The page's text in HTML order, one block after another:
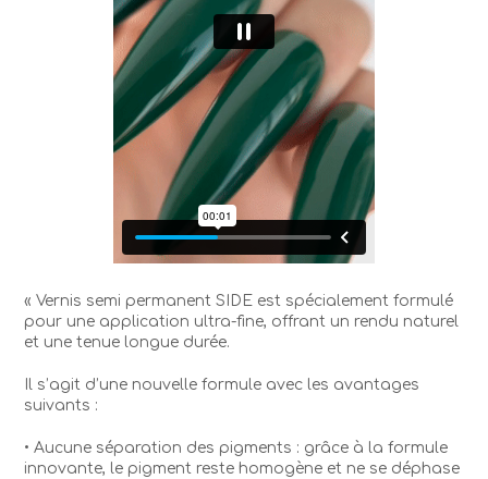
« Vernis semi permanent SIDE est spécialement formulé
pour une application ultra-fine, offrant un rendu naturel
et une tenue longue durée.
Il s’agit d’une nouvelle formule avec les avantages
suivants :
• Aucune séparation des pigments : grâce à la formule
innovante, le pigment reste homogène et ne se déphase